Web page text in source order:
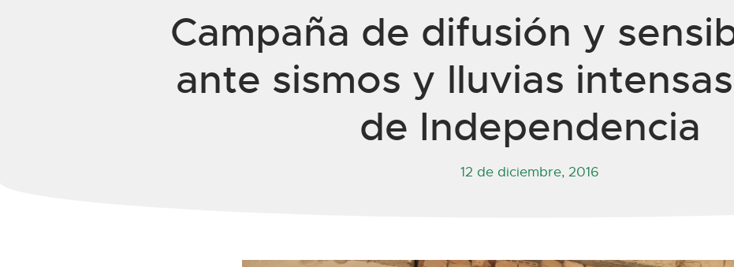
Campaña de difusión y
ante sismos y lluvias
de Independencia
12 de diciembre, 2016